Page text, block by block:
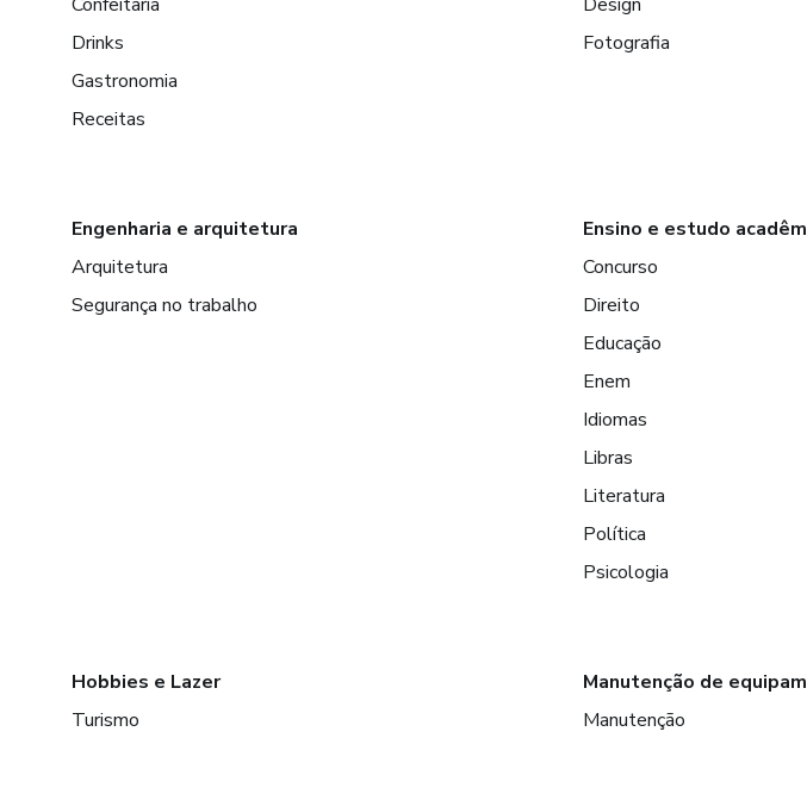
Drinks
Gastronomia
Receitas
Fotografia
Engenharia e arquitetura
Arquitetura
Segurança no trabalho
Ensino e estudo
Concurso
Direito
Educação
Enem
Idiomas
Libras
Literatura
Política
Psicologia
Hobbies e Lazer
Turismo
Manutenção de
Manutenção